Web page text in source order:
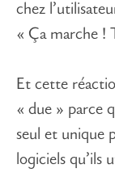
chez
« Ça marche !
Et cette
« due » parce
seul et unique
logiciels qu’ils